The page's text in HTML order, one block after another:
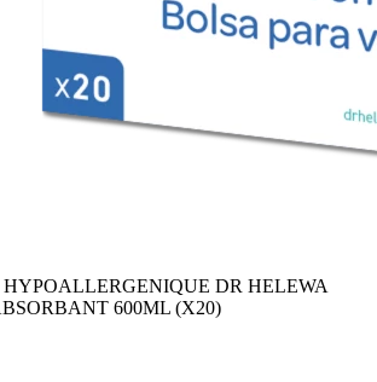
DR HELEWA
600ML (X20)